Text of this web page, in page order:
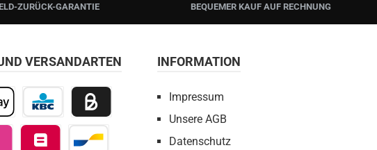
ZURÜCK-GARANTIE BEQUEMER KAUF AUF RECHNUNG
VERSANDARTEN
PayKBC/CBC PaymentBillie / Kauf auf Rechnung
INFORMATION
Impressum
Unsere AGB
Datenschutz